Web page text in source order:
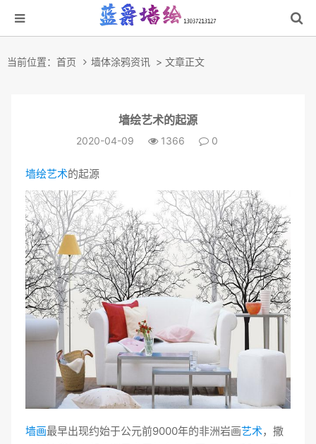
当前位置： 首页 墙体涂鸦资讯 > 文章正文
墙绘艺术的起源
2020-04-09 1366 0
墙绘艺术的起源
墙画最早出现约始于公元前9000年的非洲岩画艺术，撒